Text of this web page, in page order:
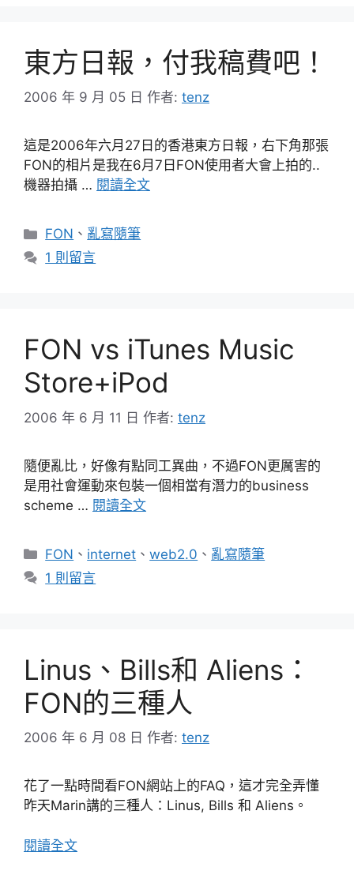
東方日報，付我稿費吧！
2006 年 9 月 05 日 作者: tenz
這是2006年六月27日的香港東方日報，右下角那張
FON的相片是我在6月7日FON使用者大會上拍的..
機器拍攝 … 閱讀全文
分
類
FON 、 亂寫隨筆
1 則留言
FON vs iTunes Music
Store+iPod
2006 年 6 月 11 日 作者: tenz
隨便亂比，好像有點同工異曲，不過FON更厲害的
是用社會運動來包裝一個相當有潛力的business
scheme … 閱讀全文
分
類
FON 、 internet 、web2.0 、 亂寫隨筆
1 則留言
Linus、Bills和 Aliens：
FON的三種人
2006 年 6 月 08 日 作者: tenz
花了一點時間看FON網站上的FAQ，這才完全弄懂
昨天Marin講的三種人：Linus, Bills 和 Aliens。
閱讀全文